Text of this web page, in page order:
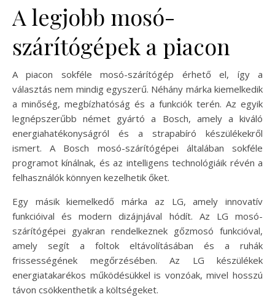
A legjobb mosó-
szárítógépek a piacon
A piacon sokféle mosó-szárítógép érhető el, így a
választás nem mindig egyszerű. Néhány márka kiemelkedik
a minőség, megbízhatóság és a funkciók terén. Az egyik
legnépszerűbb német gyártó a Bosch, amely a kiváló
energiahatékonyságról és a strapabíró készülékekről
ismert. A Bosch mosó-szárítógépei általában sokféle
programot kínálnak, és az intelligens technológiáik révén a
felhasználók könnyen kezelhetik őket.
Egy másik kiemelkedő márka az LG, amely innovatív
funkcióival és modern dizájnjával hódít. Az LG mosó-
szárítógépei gyakran rendelkeznek gőzmosó funkcióval,
amely segít a foltok eltávolításában és a ruhák
frissességének megőrzésében. Az LG készülékek
energiatakarékos működésükkel is vonzóak, mivel hosszú
távon csökkenthetik a költségeket.